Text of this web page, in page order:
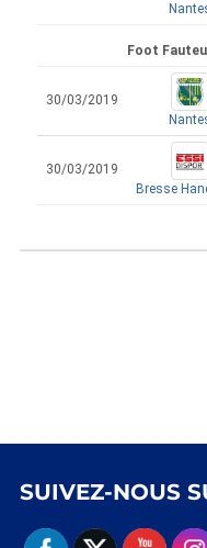
Foot
30/03/2019
30/03/2019
SUIVEZ-NOUS